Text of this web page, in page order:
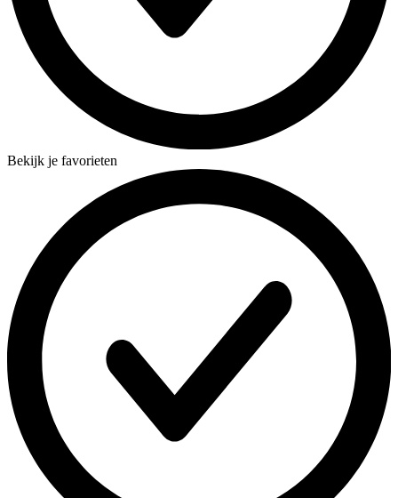
Bekijk je favorieten